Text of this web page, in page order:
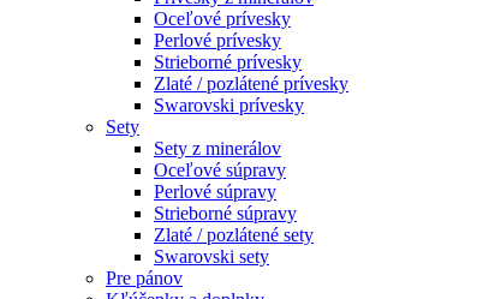
Oceľové prívesky
Perlové prívesky
Strieborné prívesky
Zlaté / pozlátené prívesky
Swarovski prívesky
Sety
Sety z minerálov
Oceľové súpravy
Perlové súpravy
Strieborné súpravy
Zlaté / pozlátené sety
Swarovski sety
Pre pánov